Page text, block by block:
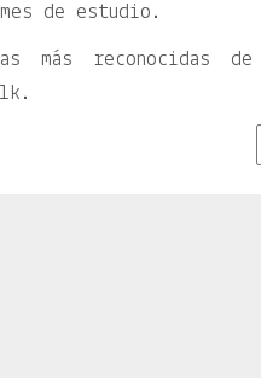
de estudio.
más reconocidas